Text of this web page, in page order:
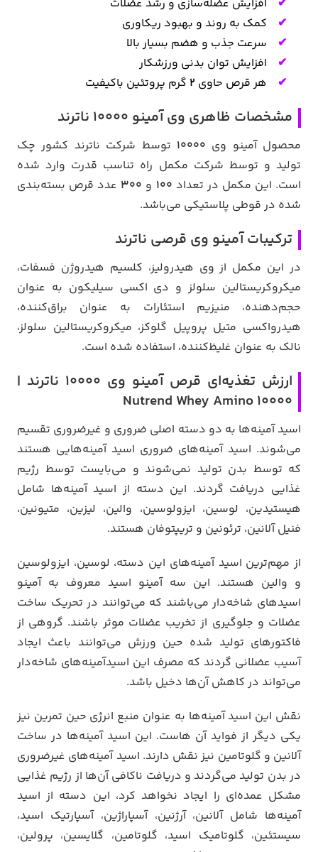
افزایش عضله‌سازی و رشد عضلات
کمک به روند و بهبود ریکاوری
سرعت جذب و هضم بسیار بالا
افزایش توان بدنی ورزشکار
هر قرص حاوی 2 گرم پروتئین باکیفیت
مشخصات ظاهری وی آمینو 10000 ناترند
محصول آمینو وی 10000 توسط شرکت ناترند کشور چک
تولید و توسط شرکت مکمل راه تناسب قدرت وارد شده
است. این مکمل در تعداد 100 و 300 عدد قرص بسته‌بندی
شده در قوطی پلاستیکی می‌باشد.
ترکیبات آمینو وی قرصی ناترند
در این مکمل از وی هیدرولیز، کلسیم هیدروژن فسفات،
میکروکریستالین سلولز و دی اکسی سیلیکون به عنوان
حجم‌دهنده، منیزیم استئارات به عنوان براق‌کننده،
هیدرواکسی متیل پروپیل گلوکز، میکروکریستالین سلولز،
نالک به عنوان غلیظ‌کننده، استفاده شده است.
ارزش تغذیه‌ای قرص آمینو وی 10000 ناترند |
Nutrend Whey Amino 10000
اسید آمینه‌ها به دو دسته اصلی ضروری و غیرضروری تقسیم
می‌شوند. اسید آمینه‌های ضروری اسید آمینه‌هایی هستند
که توسط بدن تولید نمی‌شوند و می‌بایست توسط رژیم
غذایی دریافت گردند. این دسته از اسید آمینه‌ها شامل
هیستیدین، لوسین، ایزولوسین، والین، لیزین، متیونین،
فنیل آلانین، ترئونین و تریپتوفان هستند.
از مهم‌ترین اسید آمینه‌های این دسته، لوسین، ایزولوسین
و والین هستند. این سه آمینو اسید معروف به آمینو
اسیدهای شاخه‌دار می‌باشند که می‌توانند در تحریک ساخت
عضلات و جلوگیری از تخریب عضلات موثر باشند. گروهی از
فاکتورهای تولید شده حین ورزش می‌توانند باعث ایجاد
آسیب عضلانی گردند که مصرف این اسیدآمینه‌های شاخه‌دار
می‌تواند در کاهش آن‌ها دخیل باشد.
نقش این اسید آمینه‌ها به عنوان منبع انرژی حین تمرین نیز
یکی دیگر از فواید آن هاست. این اسید آمینه‌ها در ساخت
آلانین و گلوتامین نیز نقش دارند. اسید آمینه‌های غیرضروری
در بدن تولید می‌گردند و دریافت ناکافی آن‌ها از رژیم غذایی
مشکل عمده‌ای را ایجاد نخواهد کرد، این دسته از اسید
آمینه‌ها شامل آلانین، آرژنین، آسپاراژین، آسپارتیک اسید،
سیستئین، گلوتامیک اسید، گلوتامین، گلایسین، پرولین،